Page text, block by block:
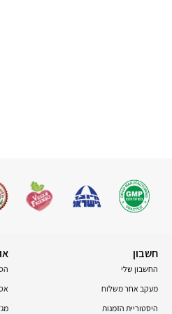
חשבון
החשבון שלי
מעקב אחר משלוח
היסטוריית הזמנות